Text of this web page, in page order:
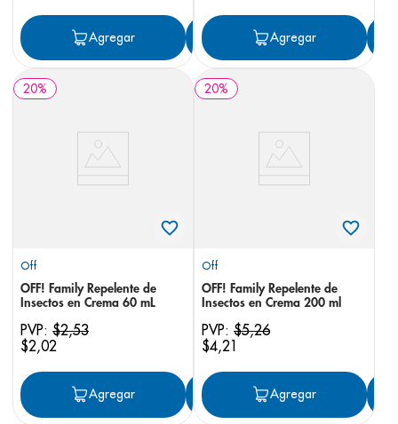
Agregar Agregar
Agregar
20%
Off
OFF! Family Repelente de
Insectos en Crema 60 mL
PVP: $2,53
$2,02
Agregar Agregar
20%
Off
OFF! Family Repelente de
Insectos en Crema 200 ml
PVP: $5,26
$4,21
Agregar